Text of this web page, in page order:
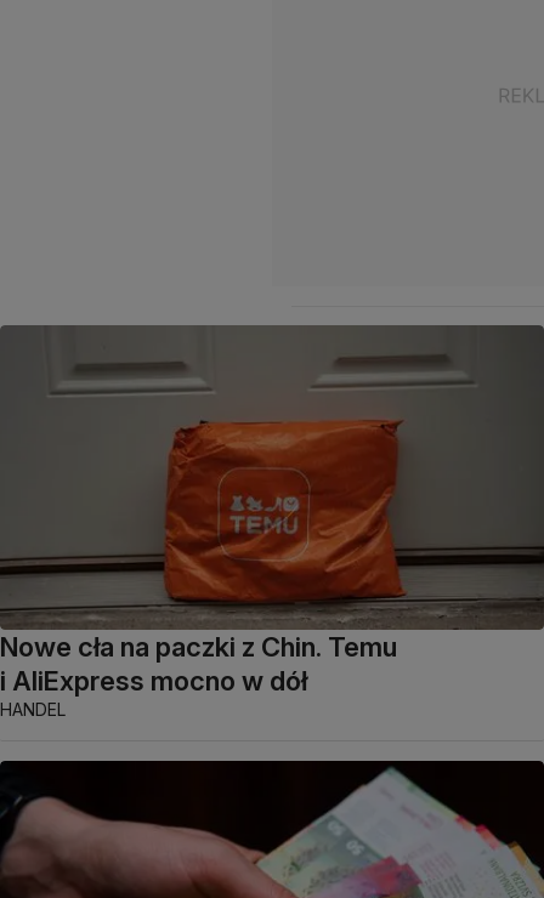
Nowe cła na paczki z Chin. Temu
i AliExpress mocno w dół
HANDEL